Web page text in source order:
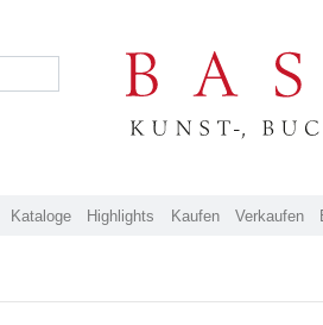
Kataloge Highlights Kaufen Verkaufen